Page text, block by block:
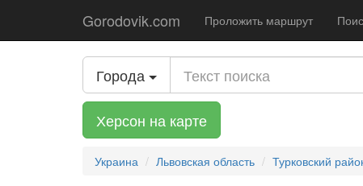
Gorodovik.com Проложить маршрут
Города
Херсон на карте
Украина Львовская область Турковский